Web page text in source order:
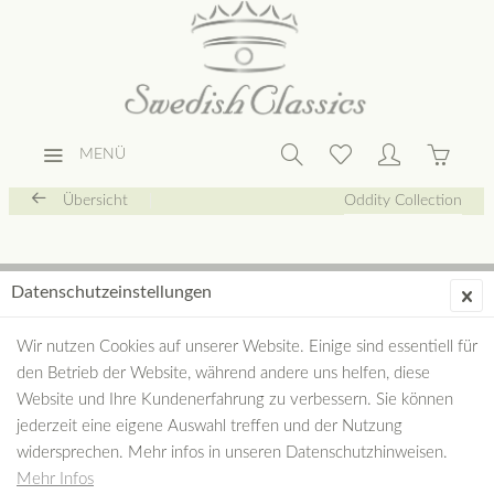
MENÜ
Übersicht Oddity Collection
Datenschutzeinstellungen
Wir nutzen Cookies auf unserer Website. Einige sind essentiell für
den Betrieb der Website, während andere uns helfen, diese
Website und Ihre Kundenerfahrung zu verbessern. Sie können
jederzeit eine eigene Auswahl treffen und der Nutzung
widersprechen. Mehr infos in unseren Datenschutzhinweisen.
Mehr Infos